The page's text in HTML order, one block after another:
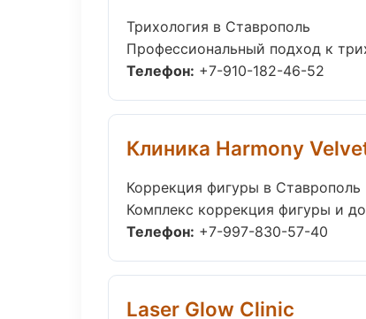
Трихология в Ставрополь
Профессиональный подход к
Телефон: +7-910-182-46-52
Клиника Harmony
Коррекция фигуры в Ставрополь
Комплекс коррекция фигуры и
Телефон: +7-997-830-57-40
Laser Glow Clinic